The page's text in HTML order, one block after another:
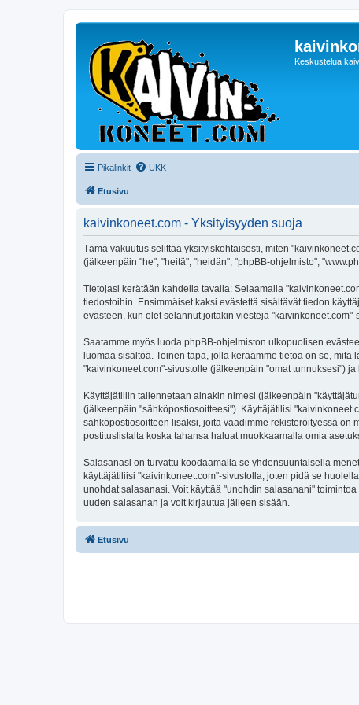
Keskustelua
Pikalinkit UKK
Etusivu
kaivinkoneet.com - Yksityisyyden suoja
Tämä vakuutus selittää yksityiskohtaisesti, miten
(jälkeenpäin "he", "heitä", "heidän", "phpBB-ohjelmisto",
Tietojasi kerätään kahdella tavalla: Selaamalla
tiedostoihin. Ensimmäiset kaksi evästettä sisältävät tiedon
evästeen, kun olet selannut joitakin viestejä
Saatamme myös luoda phpBB-ohjelmiston ulkopuolisen
luomaa sisältöä. Toinen tapa, jolla keräämme tietoa on se,
"kaivinkoneet.com"-sivustolle (jälkeenpäin "omat tunnuksesi")
Käyttäjätiliin tallennetaan ainakin nimesi (jälkeenpäin
(jälkeenpäin "sähköpostiosoitteesi"). Käyttäjätilisi
sähköpostiosoitteen lisäksi, joita vaadimme rekisteröityessä on
postituslistalta koska tahansa haluat muokkaamalla omia
Salasanasi on turvattu koodaamalla se yhdensuuntaisella
käyttäjätiliisi "kaivinkoneet.com"-sivustolla, joten pidä se
unohdat salasanasi. Voit käyttää "unohdin salasanani"
uuden salasanan ja voit kirjautua jälleen sisään.
Etusivu